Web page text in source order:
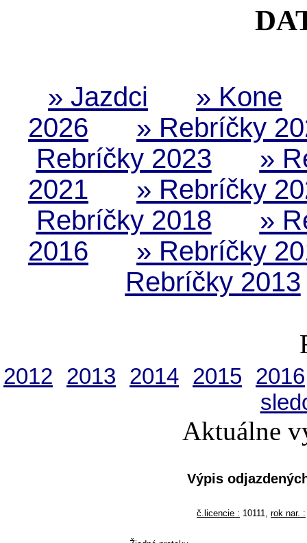
» Jazdci
» Kone
2026
» Rebríčky
Rebríčky 2023
»
2021
» Rebríčky
Rebríčky 2018
»
2016
» Rebríčky
Rebríčky 2013
2012 2013 2014 2015
2016
Aktuálne
Výpis
č.licencie : 10111, rok nar. :